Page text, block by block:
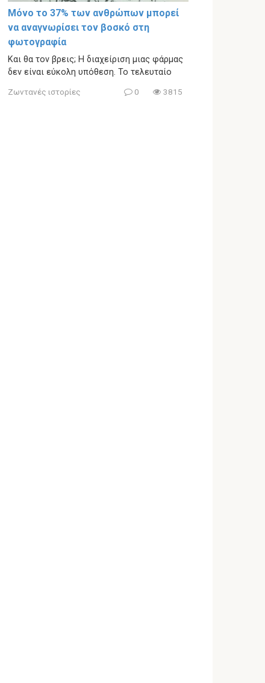
Μόνο το 37% των ανθρώπων μπορεί
να αναγνωρίσει τον βοσκό στη
φωτογραφία
Και θα τον βρεις; Η διαχείριση μιας φάρμας
δεν είναι εύκολη υπόθεση. Το τελευταίο
Ζωντανές ιστορίες 0 3815